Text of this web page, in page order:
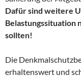
Dafür sind weitere
Belastungssituation
sollten!
Die
erhaltenswert und